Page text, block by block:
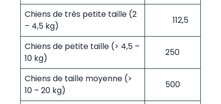
Chiens de très petite taille (2
– 4,5 kg)
112,5
Chiens de petite taille (> 4,5 –
10 kg)
250
Chiens de taille moyenne (>
10 – 20 kg)
500